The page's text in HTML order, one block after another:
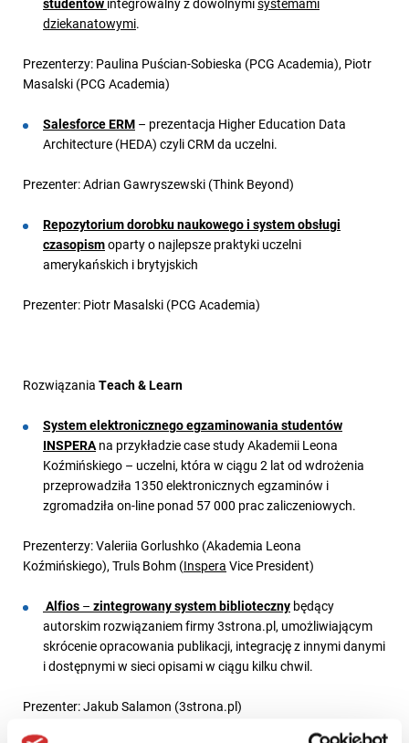
dziekanatowymi.
Prezenterzy: Paulina Puścian-Sobieska (PCG Academia), Piotr
Masalski (PCG Academia)
Salesforce ERM – prezentacja Higher Education Data
Architecture (HEDA) czyli CRM da uczelni.
Prezenter: Adrian Gawryszewski (Think Beyond)
Repozytorium dorobku naukowego i system obsługi
czasopismoparty o najlepsze praktyki uczelni
amerykańskich i brytyjskich
Prezenter: Piotr Masalski (PCG Academia)
Rozwiązania Teach & Learn
System elektronicznego egzaminowania studentów
INSPERA na przykładzie case study Akademii Leona
Koźmińskiego – uczelni, która w ciągu 2 lat od wdrożenia
przeprowadziła 1350 elektronicznych egzaminów i
zgromadziła on-line ponad 57 000 prac zaliczeniowych.
Prezenterzy: Valeriia Gorlushko (Akademia Leona
Koźmińskiego), Truls Bohm (Inspera Vice President)
Alfios – zintegrowany system biblioteczny będący
autorskim rozwiązaniem firmy 3strona.pl, umożliwiającym
skrócenie opracowania publikacji, integrację z innymi danymi
i dostępnymi w sieci opisami w ciągu kilku chwil.
Prezenter: Jakub Salamon (3strona.pl)